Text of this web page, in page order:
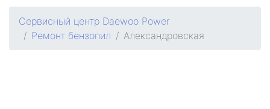
Сервисный центр Daewoo Power
Ремонт бензопил
Александровская